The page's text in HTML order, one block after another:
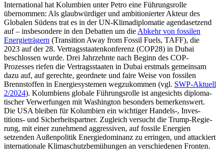
International hat Kolumbien unter Petro eine Führungsrolle
übernommen: Als glaub­würdiger und ambitionierter Akteur des
Globalen Südens trat es in der UN-Klimadiplomatie agendasetzend
auf – ins­besondere in den Debatten um die Ab­kehr von fossilen
Energieträgern (Transition Away from Fossil Fuels, TAFF), die
2023 auf der 28. Vertragsstaatenkonferenz (COP28) in Dubai
beschlossen wurde. Drei Jahr­zehnte nach Beginn des COP-
Prozesses riefen die Vertragsstaaten in Dubai erstmals gemeinsam
dazu auf, auf gerechte, geord­nete und faire Weise von fossilen
Brennstoffen in Energiesystemen wegzukommen (vgl. SWP-Aktuell
2/2024). Kolum­biens glo­bale Füh­rungs­rolle ist angesichts diploma­
tischer Verwerfungen mit Wa­shing­ton beson­ders bemerkenswert.
Die USA bleiben für Kolum­bien ein wichtiger Handels-, Inves­
titions- und Sicherheitspartner. Zugleich versucht die Trump-Regie­
rung, mit einer zunehmend aggressiven, auf fossile Ener­gien
setzenden Außenpolitik Energie­dominanz zu erringen, und attackiert
inter­nationale Klimaschutzbemühungen an ver­schiedenen Fronten.